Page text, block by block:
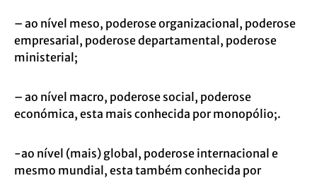
– ao nível meso, poderose organizacional, poderose
empresarial, poderosedepartamental, poderose
ministerial;
– ao nível macro, poderose social, poderose
económica, esta mais conhecida pormonopólio;.
-ao nível (mais) global, poderose internacional e
mesmo mundial, esta também conhecida por